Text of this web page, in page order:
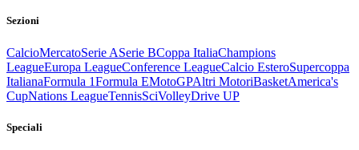
Sezioni
CalcioMercatoSerie ASerie BCoppa ItaliaChampions
LeagueEuropa LeagueConference LeagueCalcio EsteroSupercoppa
ItalianaFormula 1Formula EMotoGPAltri MotoriBasketAmerica's
CupNations LeagueTennisSciVolleyDrive UP
Speciali